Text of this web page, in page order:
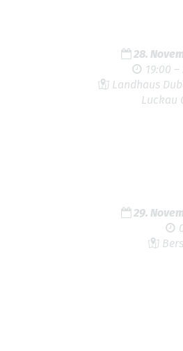
28.
19:00 –
Landhaus
Luckau
29.